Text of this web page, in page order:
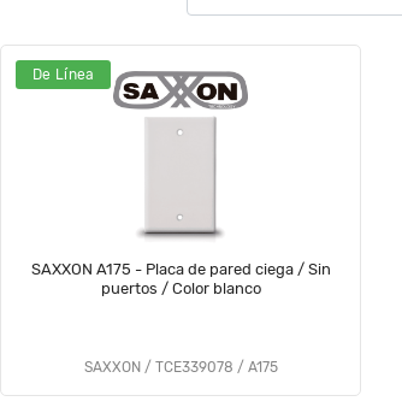
De Línea
SAXXON A175 - Placa de pared ciega / Sin
puertos / Color blanco
SAXXON / TCE339078 / A175